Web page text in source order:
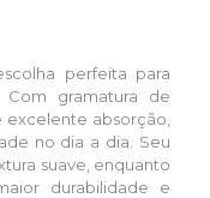
perfeita para
gramatura de
absorção,
no dia a dia. Seu
suave, enquanto
durabilidade e